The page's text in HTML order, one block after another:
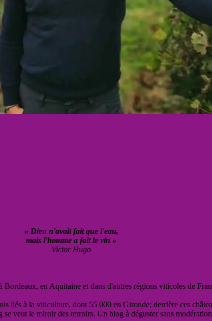
« Dieu n'avait fait que l'eau,
mais l'homme a fait le vin »
Victor Hugo
en Aquitaine et dans d'autres régions viticoles de
liés à la viticulture, dont 55 000 en Gironde; derrière ces
veut le miroir des terroirs. Un blog à déguster sans